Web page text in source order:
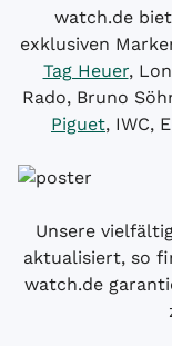
watch.de
exklusiven
Tag Heuer,
Rado, Bruno
Piguet, IWC,
Unsere
aktualisiert, so
watch.de